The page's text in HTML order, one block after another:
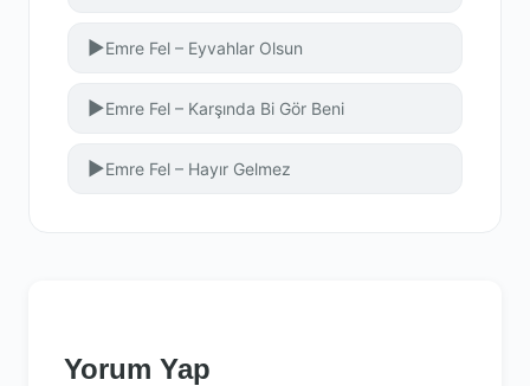
▶Emre Fel – Eyvahlar Olsun
▶Emre Fel – Karşında Bi Gör Beni
▶Emre Fel – Hayır Gelmez
Yorum Yap